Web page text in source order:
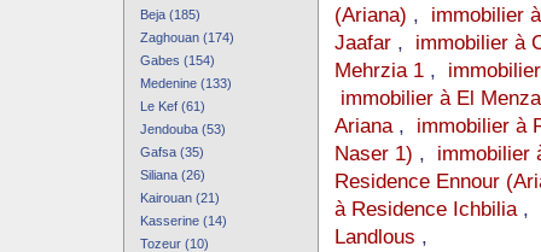
Beja (185)
Zaghouan (174)
Gabes (154)
Medenine (133)
Le Kef (61)
Jendouba (53)
Gafsa (35)
Siliana (26)
Kairouan (21)
Kasserine (14)
Tozeur (10)
(Ariana) , immobilier
Jaafar, immobilier à
Mehrzia 1,
immobilier à El
Ariana, immobilier à
Naser 1) , immobilier
Residence Ennour
à Residence Ichbilia,
Landlous ,